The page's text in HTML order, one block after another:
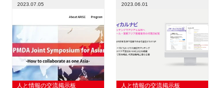
2023.07.05
人と情報の交流掲示板
2023.06.01
人と情報の交流掲示板